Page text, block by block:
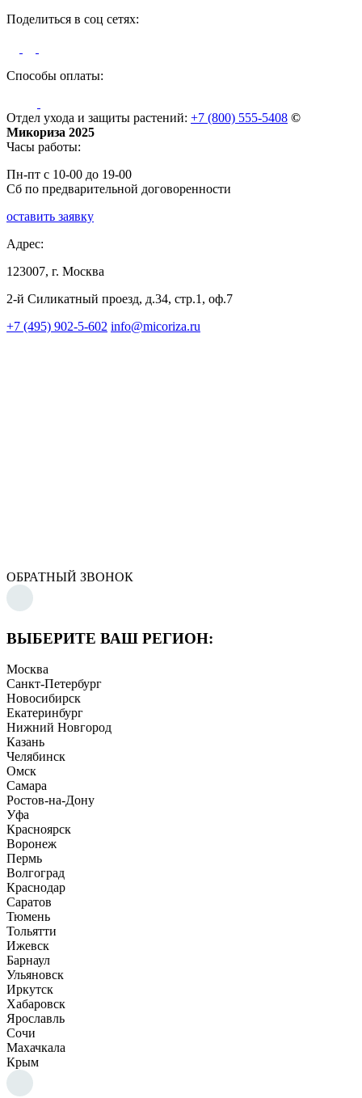
Поделиться в соц сетях:
Способы оплаты:
Отдел ухода и защиты растений: +7 (800) 555-5408 ©
Микориза 2025
Часы работы:
Пн-пт с 10-00 до 19-00
Сб по предварительной договоренности
оставить заявку
Адрес:
123007, г. Москва
2-й Силикатный проезд, д.34, стр.1, оф.7
+7 (495) 902-5-602 info@micoriza.ru
ОБРАТНЫЙ ЗВОНОК
ВЫБЕРИТЕ ВАШ РЕГИОН:
Москва
Санкт-Петербург
Новосибирск
Екатеринбург
Нижний Новгород
Казань
Челябинск
Омск
Самара
Ростов-на-Дону
Уфа
Красноярск
Воронеж
Пермь
Волгоград
Краснодар
Саратов
Тюмень
Тольятти
Ижевск
Барнаул
Ульяновск
Иркутск
Хабаровск
Ярославль
Сочи
Махачкала
Крым